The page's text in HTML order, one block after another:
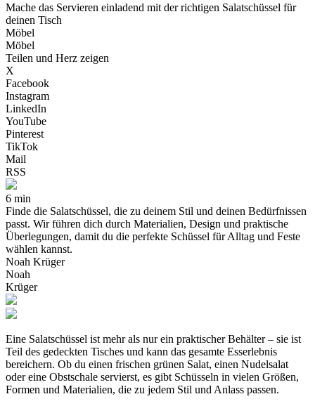
Mache das Servieren einladend mit der richtigen Salatschüssel für
deinen Tisch
Möbel
Möbel
Teilen und Herz zeigen
X
Facebook
Instagram
LinkedIn
YouTube
Pinterest
TikTok
Mail
RSS
6 min
Finde die Salatschüssel, die zu deinem Stil und deinen Bedürfnissen
passt. Wir führen dich durch Materialien, Design und praktische
Überlegungen, damit du die perfekte Schüssel für Alltag und Feste
wählen kannst.
Noah Krüger
Noah
Krüger
Eine Salatschüssel ist mehr als nur ein praktischer Behälter – sie ist
Teil des gedeckten Tisches und kann das gesamte Esserlebnis
bereichern. Ob du einen frischen grünen Salat, einen Nudelsalat
oder eine Obstschale servierst, es gibt Schüsseln in vielen Größen,
Formen und Materialien, die zu jedem Stil und Anlass passen.